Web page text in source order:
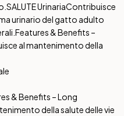
SALUTE UrinariaContribuisce
urinario del gatto adulto
Features & Benefits –
al mantenimento della
& Benefits – Long
della salute delle vie